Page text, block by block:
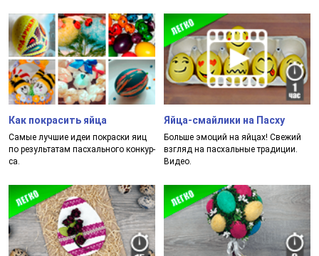
Как покрасить яйца
Самые луч­шие идеи пок­рас­ки яиц
по ре­зуль­та­там пас­халь­но­го кон­кур­
са.
Яйца-смайлики на Пасху
Боль­ше эмо­ций на яй­цах! Све­жий
взгляд на пас­халь­ные тра­ди­ции.
Видео.